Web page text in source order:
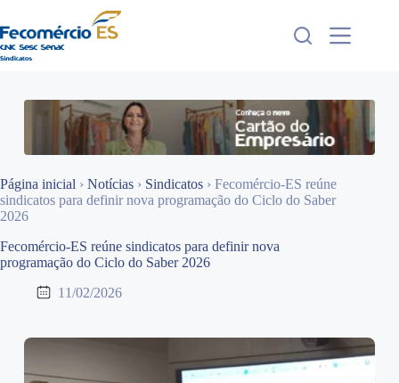
para
o
conteúdo
Página inicial › Notícias › Sindicatos › Fecomércio-ES reúne
sindicatos para definir nova programação do Ciclo do Saber
2026
Fecomércio-ES reúne sindicatos para definir nova
programação do Ciclo do Saber 2026
11/02/2026